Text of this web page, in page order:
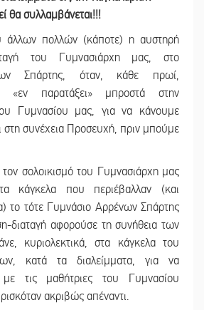
θα συλλαμβάνεται!!!
άλλων πολλών (κάποτε) η αυστηρή
του Γυμνασιάρχη μας, στο
Σπάρτης, όταν, κάθε πρωί,
«εν παρατάξει» μπροστά στην
Γυμνασίου μας, για να κάνουμε
στη συνέχεια Προσευχή, πριν μπούμε
σολοικισμό του Γυμνασιάρχη μας
κάγκελα που περιέβαλλαν (και
το τότε Γυμνάσιο Αρρένων Σπάρτης
διαταγή αφορούσε τη συνήθεια των
κυριολεκτικά, στα κάγκελα του
κατά τα διαλείμματα, για να
με τις μαθήτριες του Γυμνασίου
ακριβώς απέναντι.